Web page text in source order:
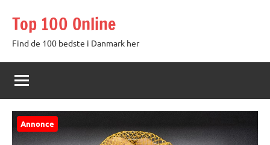
indhold
Top 100 Online
Find de 100 bedste i Danmark her
Annonce